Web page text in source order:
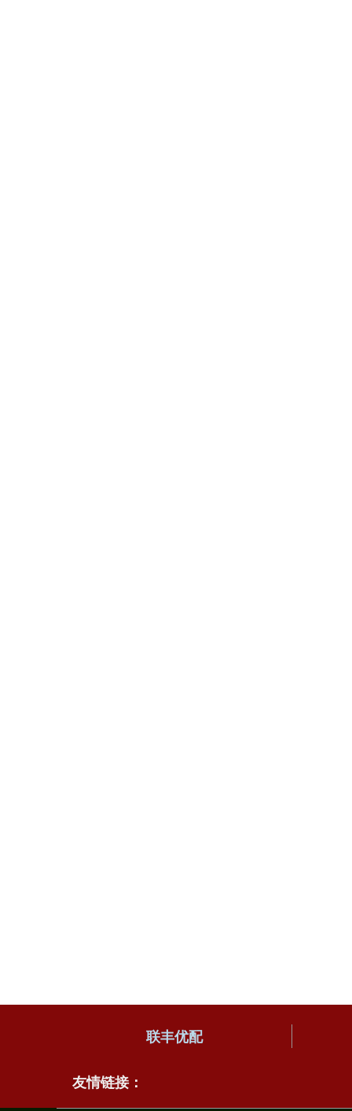
联丰优配
友情链接：